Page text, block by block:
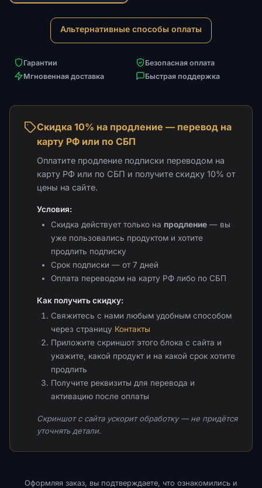
Альтернативные способы оплаты
Гарантии
Безопасная оплата
Мгновенная доставка
Быстрая поддержка
Скидка 10% на продление — перевод на
карту РФ или по СБП
Оплатите продление подписки переводом на
карту РФ или по СБП и получите скидку 10% от
цены на сайте.
Условия:
Скидка действует только на продление — вы
уже пользовались продуктом и хотите
продлить подписку
Срок подписки — от 7 дней
Оплата переводом на карту РФ либо по СБП
Как получить скидку:
Свяжитесь с нами любым удобным способом
через страницу Контакты
Приложите скриншот этого блока с сайта и
укажите, какой продукт и на какой срок хотите
продлить
Получите реквизиты для перевода и
активацию после оплаты
Скриншот с сайта ускорит обработку — не придётся
уточнять детали.
Оформляя заказ, вы подтверждаете, что ознакомились и